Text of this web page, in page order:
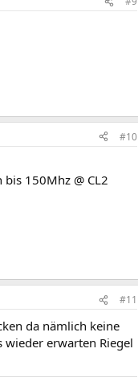
#10
150Mhz @ CL2
#11
da nämlich keine
erwarten Riegel